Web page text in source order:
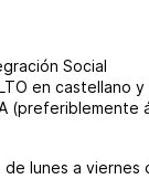
Social
en castellano y
(preferiblemente
lunes a viernes